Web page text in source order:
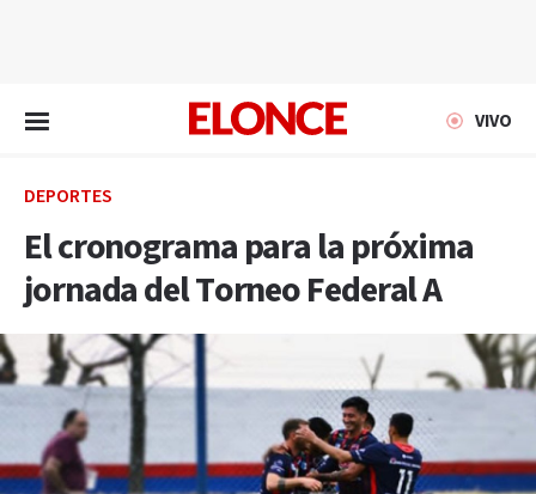
VIVO
DEPORTES
El cronograma para la próxima
jornada del Torneo Federal A